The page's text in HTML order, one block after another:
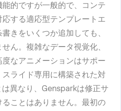
的ですが一般的で、コンテ
する適応型テンプレートエ
きをいくつか追加しても、
ん。複雑なデータ視覚化、
なアニメーションはサポー
スライド専用に構築された対
異なり、Gensparkは修正サ
ことはありません。最初の